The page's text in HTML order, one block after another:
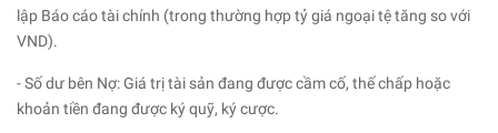
lập Báo cáo tài chính (trong thường hợp tỷ giá ngoại tệ tăng so với
VND).
- Số dư bên Nợ: Giá trị tài sản đang được cầm cố, thế chấp hoặc
khoản tiền đang được ký quỹ, ký cược.